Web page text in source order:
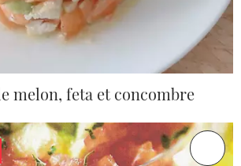
melon, feta et concombre